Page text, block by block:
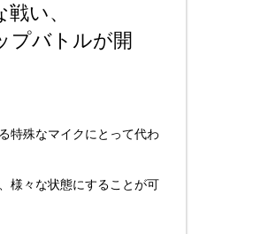
い、
プバトルが開
特殊なマイクにとって代わ
様々な状態にすることが可